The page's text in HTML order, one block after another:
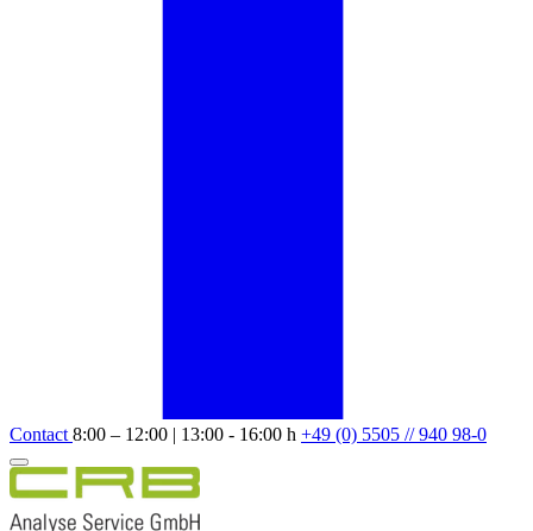
Contact 8:00 – 12:00 | 13:00 - 16:00 h +49 (0) 5505 // 940 98-0